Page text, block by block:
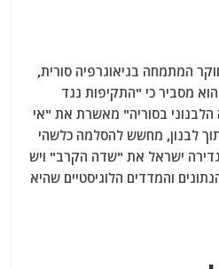
המתמחה בגיאוגרפיה סורית,
מסביר כי "התקיפות נגד
הלבנוני בסוריה" מאשרת את "אי
לבנון, מחשש להסלמה כלשהי
ישראל את "שדה הקרב" ויש
והמדדים הלוגיסטיים שהיא